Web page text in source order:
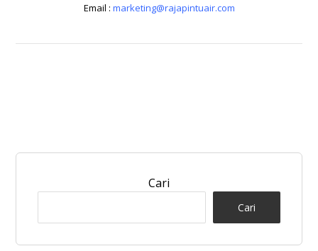
Email : marketing@rajapintuair.com
Cari
Cari